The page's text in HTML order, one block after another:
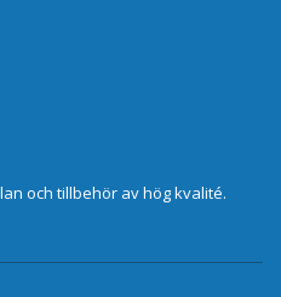
och tillbehör av hög kvalité.